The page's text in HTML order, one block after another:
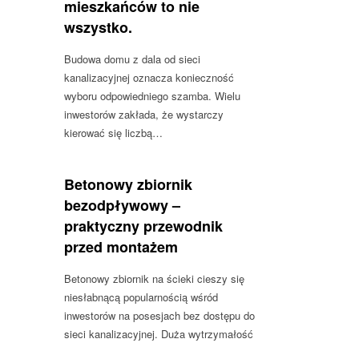
mieszkańców to nie
wszystko.
Budowa domu z dala od sieci
kanalizacyjnej oznacza konieczność
wyboru odpowiedniego szamba. Wielu
inwestorów zakłada, że wystarczy
kierować się liczbą…
Betonowy zbiornik
bezodpływowy –
praktyczny przewodnik
przed montażem
Betonowy zbiornik na ścieki cieszy się
niesłabnącą popularnością wśród
inwestorów na posesjach bez dostępu do
sieci kanalizacyjnej. Duża wytrzymałość